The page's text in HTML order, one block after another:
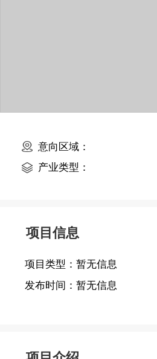
意向区域：
产业类型：
项目信息
项目类型： 暂无信息
发布时间： 暂无信息